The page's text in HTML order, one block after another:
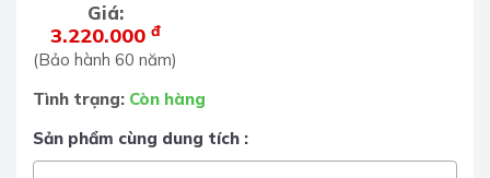
Giá:
3.220.000 đ
(Bảo hành 60 năm)
Tình trạng: Còn hàng
Sản phẩm cùng dung tích :